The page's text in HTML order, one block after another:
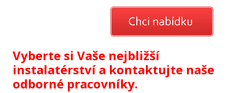
Vyberte si Vaše nejbližší
instalatérství a kontaktujte naše
odborné pracovníky.